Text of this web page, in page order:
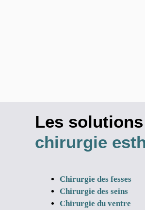
Les
chirurgie
Chirurgie des fesses
Chirurgie des seins
Chirurgie du ventre